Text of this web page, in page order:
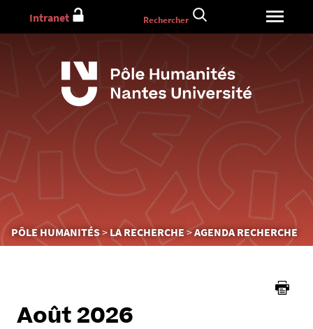
au
Vous
êtes
PÔLE HUMANITÉS LA RECHERCHE AGENDA RECHERCHE
Intranet Rechercher
Août 2026